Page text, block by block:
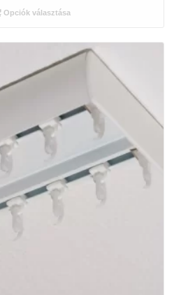
-
718 Ft
Opciók választása